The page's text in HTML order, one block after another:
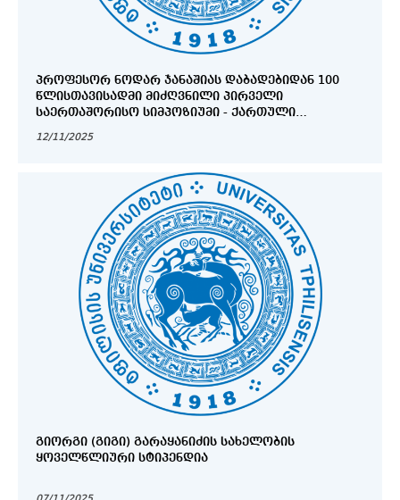
ᲞᲠᲝᲤᲔᲡᲝᲠ ᲜᲝᲓᲐᲠ ᲯᲐᲜᲐᲨᲘᲐᲡ ᲓᲐᲑᲐᲓᲔᲑᲘᲓᲐᲜ 100
ᲬᲚᲘᲡᲗᲐᲕᲘᲡᲐᲓᲛᲘ ᲛᲘᲫᲦᲕᲜᲘᲚᲘ ᲞᲘᲠᲕᲔᲚᲘ
ᲡᲐᲔᲠᲗᲐᲨᲝᲠᲘᲡᲝ ᲡᲘᲛᲞᲝᲖᲘᲣᲛᲘ - ᲥᲐᲠᲗᲣᲚᲘ
12/11/2025
ᲒᲘᲝᲠᲒᲘ (ᲒᲘᲒᲘ) ᲒᲐᲠᲐᲧᲐᲜᲘᲫᲘᲡ ᲡᲐᲮᲔᲚᲝᲑᲘᲡ
ᲧᲝᲕᲔᲚᲬᲚᲘᲣᲠᲘ ᲡᲢᲘᲞᲔᲜᲓᲘᲐ